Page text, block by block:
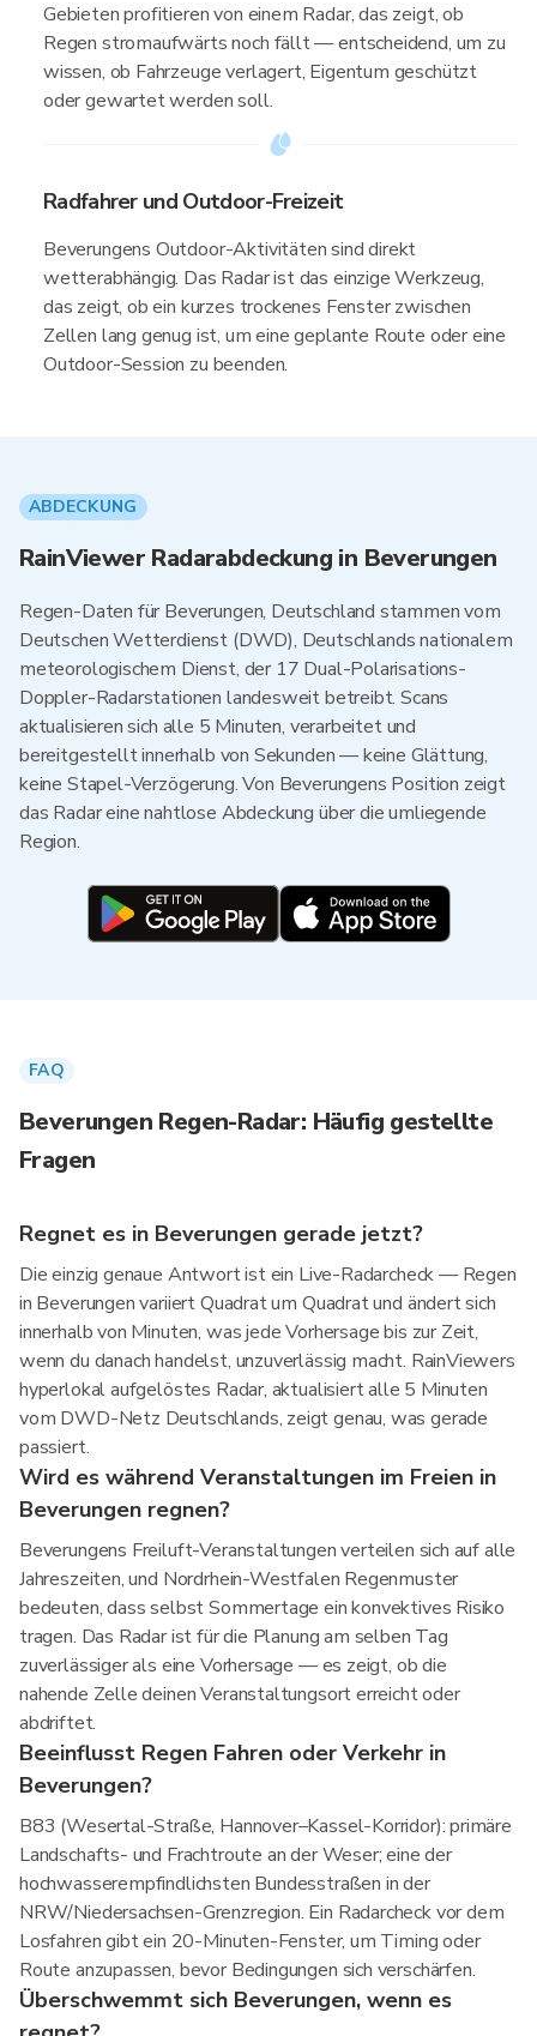
Gebieten profitieren von einem Radar, das zeigt, ob
Regen stromaufwärts noch fällt — entscheidend, um zu
wissen, ob Fahrzeuge verlagert, Eigentum geschützt
oder gewartet werden soll.
Radfahrer und Outdoor-Freizeit
Beverungens Outdoor-Aktivitäten sind direkt
wetterabhängig. Das Radar ist das einzige Werkzeug,
das zeigt, ob ein kurzes trockenes Fenster zwischen
Zellen lang genug ist, um eine geplante Route oder eine
Outdoor-Session zu beenden.
ABDECKUNG
RainViewer Radarabdeckung in Beverungen
Regen-Daten für Beverungen, Deutschland stammen vom
Deutschen Wetterdienst (DWD), Deutschlands nationalem
meteorologischem Dienst, der 17 Dual-Polarisations-
Doppler-Radarstationen landesweit betreibt. Scans
aktualisieren sich alle 5 Minuten, verarbeitet und
bereitgestellt innerhalb von Sekunden — keine Glättung,
keine Stapel-Verzögerung. Von Beverungens Position zeigt
das Radar eine nahtlose Abdeckung über die umliegende
Region.
FAQ
Beverungen Regen-Radar: Häufig gestellte
Fragen
Regnet es in Beverungen gerade jetzt?
Die einzig genaue Antwort ist ein Live-Radarcheck — Regen
in Beverungen variiert Quadrat um Quadrat und ändert sich
innerhalb von Minuten, was jede Vorhersage bis zur Zeit,
wenn du danach handelst, unzuverlässig macht. RainViewers
hyperlokal aufgelöstes Radar, aktualisiert alle 5 Minuten
vom DWD-Netz Deutschlands, zeigt genau, was gerade
passiert.
Wird es während Veranstaltungen im Freien in
Beverungen regnen?
Beverungens Freiluft-Veranstaltungen verteilen sich auf alle
Jahreszeiten, und Nordrhein-Westfalen Regenmuster
bedeuten, dass selbst Sommertage ein konvektives Risiko
tragen. Das Radar ist für die Planung am selben Tag
zuverlässiger als eine Vorhersage — es zeigt, ob die
nahende Zelle deinen Veranstaltungsort erreicht oder
abdriftet.
Beeinflusst Regen Fahren oder Verkehr in
Beverungen?
B83 (Wesertal-Straße, Hannover–Kassel-Korridor): primäre
Landschafts- und Frachtroute an der Weser; eine der
hochwasserempfindlichsten Bundesstraßen in der
NRW/Niedersachsen-Grenzregion. Ein Radarcheck vor dem
Losfahren gibt ein 20-Minuten-Fenster, um Timing oder
Route anzupassen, bevor Bedingungen sich verschärfen.
Überschwemmt sich Beverungen, wenn es